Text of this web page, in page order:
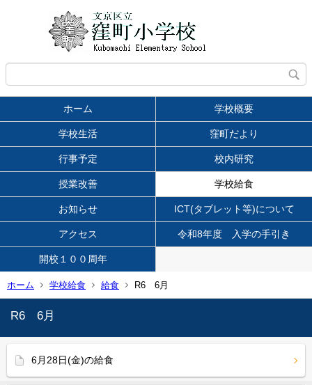
ホーム 学校概要
学校生活 窪町だより
行事予定 校内研究
授業改善 学校給食
お知らせ ICT(タブレット等)について
アクセス 令和8年度 入学の手引き
開校１００周年
ホーム 学校給食 給食 R6 6月
R6 6月
6月28日(金)の給食